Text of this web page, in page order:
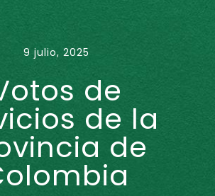
9 julio, 2025
de
de la
de